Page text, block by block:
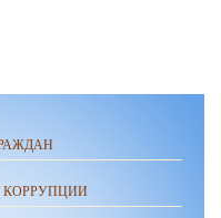
КОРРУПЦИИ